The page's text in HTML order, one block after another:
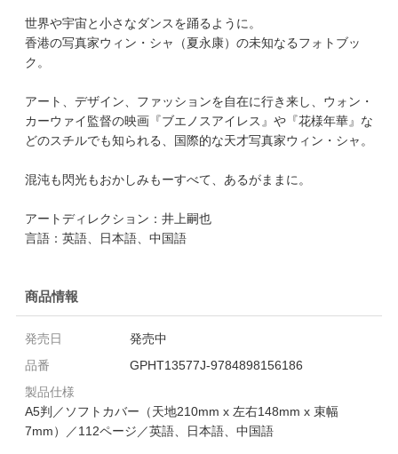
世界や宇宙と小さなダンスを踊るように。
香港の写真家ウィン・シャ（夏永康）の未知なるフォトブッ
ク。
アート、デザイン、ファッションを自在に行き来し、ウォン・
カーウァイ監督の映画『ブエノスアイレス』や『花様年華』な
どのスチルでも知られる、国際的な天才写真家ウィン・シャ。
混沌も閃光もおかしみもーすべて、あるがままに。
アートディレクション：井上嗣也
言語：英語、日本語、中国語
商品情報
発売日
発売中
品番
GPHT13577J-9784898156186
製品仕様
A5判／ソフトカバー（天地210mm x 左右148mm x 束幅
7mm）／112ページ／英語、日本語、中国語